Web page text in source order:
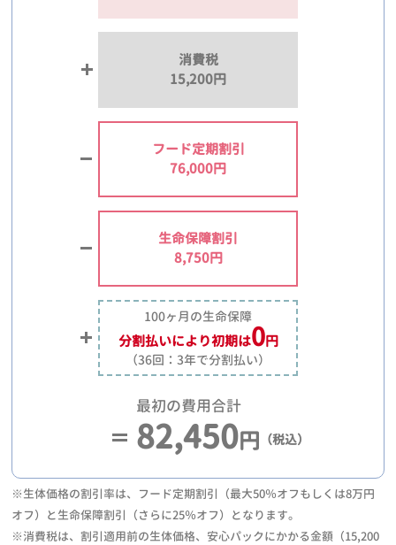
消費税
15,200円
フード定期割引
76,000円
生命保障割引
8,750円
100ヶ月の生命保障
分割払いにより初期は0円
（36回：3年で分割払い）
最初の費用合計
82,450円 （税込）
※生体価格の割引率は、フード定期割引（最大50％オフもしくは8万円
オフ）と生命保障割引（さらに25％オフ）となります。
※消費税は、割引適用前の生体価格、安心パックにかかる金額（15,200